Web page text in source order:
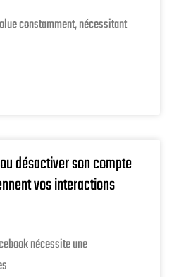
constamment, nécessitant
désactiver son compte
vos interactions
nécessite une